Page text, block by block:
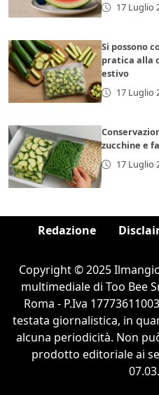
17 Luglio
Si possono
pratica alla
estivo
17 Luglio
zucchine e
17 Luglio
Redazione
Copyright © 2025
multimediale di Too Bee
Roma - P.Iva
testata giornalistica, in
alcuna periodicità. Non
prodotto editoriale ai